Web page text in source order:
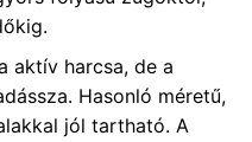
aktív harcsa, de a
Hasonló méretű,
jól tartható. A